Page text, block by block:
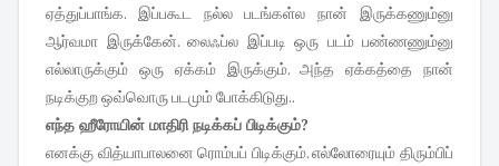
ஏத்துப்பாங்க. இப்பகூட நல்ல படங்கள்ல நான் இருக்கணும்னு
ஆர்வமா இருக்கேன். லைஃப்ல இப்படி ஒரு படம் பண்ணணும்னு
எல்லாருக்கும் ஒரு ஏக்கம் இருக்கும். அந்த ஏக்கத்தை நான்
நடிக்குற ஒவ்வொரு படமும் போக்கிடுது..
எந்த ஹீரோயின் மாதிரி நடிக்கப் பிடிக்கும்?
எனக்கு வித்யாபாலனை ரொம்பப் பிடிக்கும். எல்லோரையும் திரும்பிப்